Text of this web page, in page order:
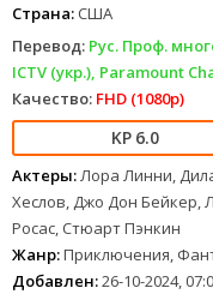
Страна: США
Перевод: Рус. Проф.
ICTV (укр.), Paramount
Качество: FHD (1080p)
6.0
Актеры:Лора Линни,
Хеслов, Джо Дон Бейкер,
Росас, Стюарт Пэнкин
Жанр:Приключения,
Добавлен:26-10-2024,